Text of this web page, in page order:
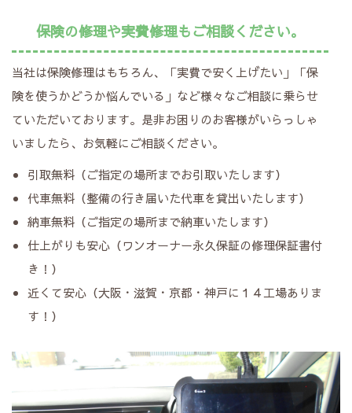
保険の修理や実費修理もご相談ください。
当社は保険修理はもちろん、「実費で安く上げたい」「保
険を使うかどうか悩んでいる」など様々なご相談に乗らせ
ていただいております。是非お困りのお客様がいらっしゃ
いましたら、お気軽にご相談ください。
引取無料（ご指定の場所までお引取いたします）
代車無料（整備の行き届いた代車を貸出いたします）
納車無料（ご指定の場所まで納車いたします）
仕上がりも安心（ワンオーナー永久保証の修理保証書付
き！）
近くて安心（大阪・滋賀・京都・神戸に１４工場ありま
す！）